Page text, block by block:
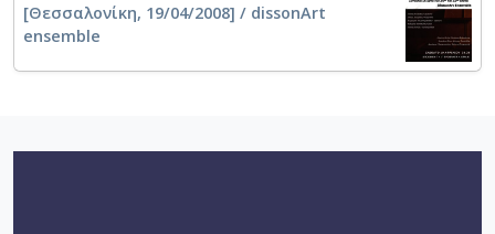
[Θεσσαλονίκη, 19/04/2008] / dissonArt
ensemble